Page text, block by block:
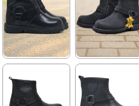
%42İndirim
Ücretsiz
Kargo
%42İndirim
Ücretsiz
Kargo
2.049,90 ₺
3.519,90 ₺
2.259,90 ₺
3.879,90 ₺